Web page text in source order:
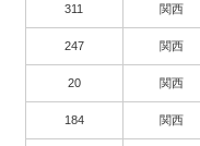
311 関西
247 関西
20 関西
184 関西